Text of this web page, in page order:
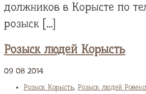
должников в Корысте по
розыск […]
Розыск людей Корысть
09 08 2014
Розыск Корысть, Розыск людей